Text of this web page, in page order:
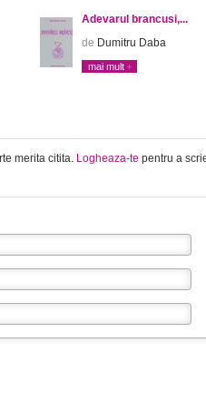
Adevarul brancusi,...
de Dumitru Daba
mai mult
merita citita. Logheaza-te pentru a